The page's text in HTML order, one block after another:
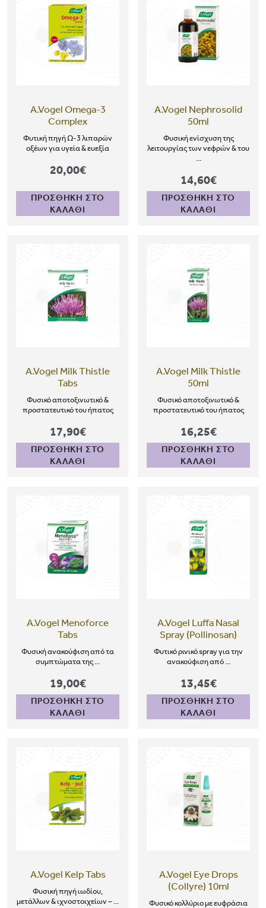
A.Vogel Omega-3
Complex
Φυτική πηγή Ω-3 λιπαρών
οξέων για υγεία & ευεξία
20,00€
ΠΡΟΣΘΗΚΗ ΣΤΟ
ΚΑΛΑΘΙ
A.Vogel Nephrosolid
50ml
Φυσική ενίσχυση της
λειτουργίας των νεφρών & του
...
14,60€
ΠΡΟΣΘΗΚΗ ΣΤΟ
ΚΑΛΑΘΙ
A.Vogel Milk Thistle
Tabs
Φυσικό αποτοξινωτικό &
προστατευτικό του ήπατος
17,90€
ΠΡΟΣΘΗΚΗ ΣΤΟ
ΚΑΛΑΘΙ
A.Vogel Milk Thistle
50ml
Φυσικό αποτοξινωτικό &
προστατευτικό του ήπατος
16,25€
ΠΡΟΣΘΗΚΗ ΣΤΟ
ΚΑΛΑΘΙ
A.Vogel Menoforce
Tabs
Φυσική ανακούφιση από τα
συμπτώματα της ...
19,00€
ΠΡΟΣΘΗΚΗ ΣΤΟ
ΚΑΛΑΘΙ
A.Vogel Luffa Nasal
Spray (Pollinosan)
Φυτικό ρινικό spray για την
ανακούφιση από ...
13,45€
ΠΡΟΣΘΗΚΗ ΣΤΟ
ΚΑΛΑΘΙ
A.Vogel Kelp Tabs
Φυσική πηγή ιωδίου,
μετάλλων & ιχνοστοιχείων – ...
A.Vogel Eye Drops
(Collyre) 10ml
Φυσικό κολλύριο με ευφράσια